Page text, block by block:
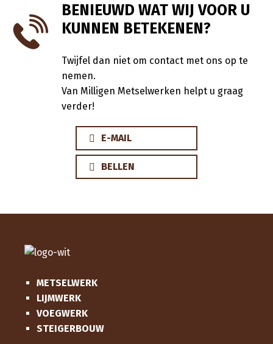
BENIEUWD WAT WIJ VOOR U
KUNNEN BETEKENEN?
Twijfel dan niet om contact met ons op te
nemen.
Van Milligen Metselwerken helpt u graag
verder!
E-MAIL
BELLEN
METSELWERK
LIJMWERK
VOEGWERK
STEIGERBOUW